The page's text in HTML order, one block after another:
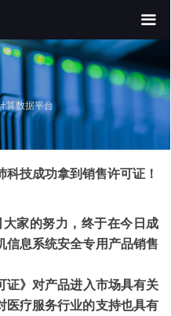
끀
科技成功拿到销售许可证！
家的努力，终于在今日成
信息系统安全专用产品销售
》对产品进入市场具有关
医疗服务行业的支持也具有
算数据平台